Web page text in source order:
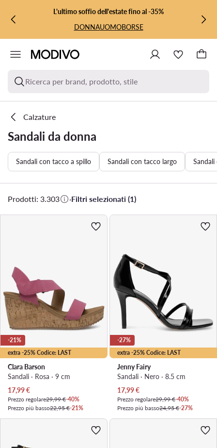
VAI AL CONTENUTO PRINCIPALE
VAI ALLA RICERCAL'ultimo soffio dell'estate fino al -35%
DONNAUOMOBORSE
Ricerca per brand, prodotto, stile
Calzature
Sandali da donna
Sandali con tacco a spillo Sandali con tacco largo Sandali
Prodotti: 3.303 ·Filtri selezionati (1)
extra -25% Codice: LAST
-21%
Clara Barson
Sandali · Rosa · 9 cm
Prezzo attuale
17,99€
Prezzo regolare29,99 €-40%
Prezzo più basso22,95 €-21%
extra -25% Codice: LAST
-27%
Jenny Fairy
Sandali · Nero · 8.5 cm
Prezzo attuale
17,99€
Prezzo regolare29,99 €-40%
Prezzo più basso24,95 €-27%